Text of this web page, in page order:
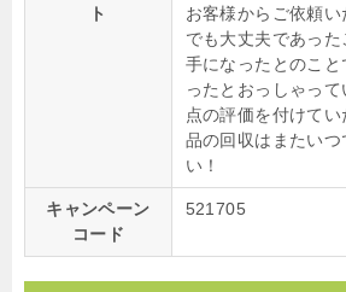
ト
お客様からご依頼
でも大丈夫であっ
手になったとのこ
ったとおっしゃっ
点の評価を付けて
品の回収はまたいつ
い！
キャンペーン
コード
521705